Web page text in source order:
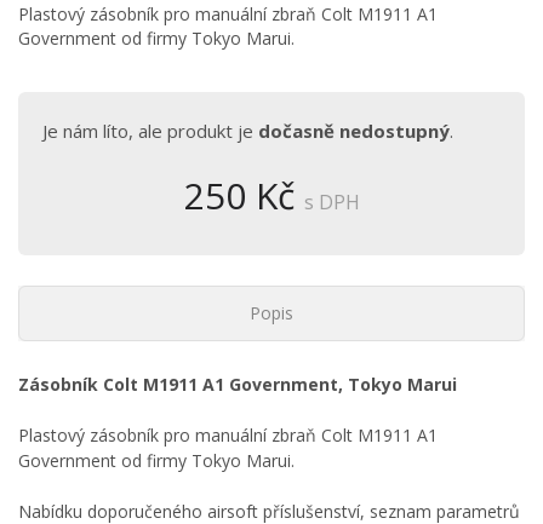
Plastový zásobník pro manuální zbraň Colt M1911 A1
Government od firmy Tokyo Marui.
Je nám líto, ale produkt je dočasně nedostupný.
250 Kč s DPH
Popis
Zásobník Colt M1911 A1 Government, Tokyo Marui
Plastový zásobník pro manuální zbraň Colt M1911 A1
Government od firmy Tokyo Marui.
Nabídku doporučeného airsoft příslušenství, seznam parametrů